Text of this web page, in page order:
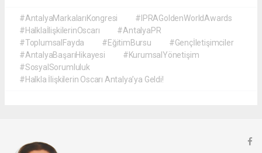
#AntalyaMarkalarıKongresi
#IPRAGoldenWorldAwards
#HalklaİlişkilerinOscarı
#AntalyaPR
#ToplumsalFayda
#EğitimBursu
#Gençİletişimciler
#AntalyaBaşarıHikayesi
#KurumsalYönetişim
#SosyalSorumluluk
#Halkla İlişkilerin Oscarı Antalya’ya Geldi!